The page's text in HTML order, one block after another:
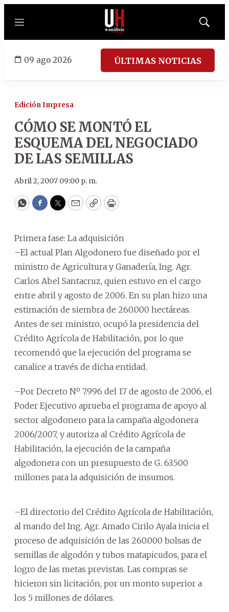
Menú
Mostrar
09 ago 2026 ÚLTIMAS NOTICIAS
Edición Impresa
CÓMO SE MONTÓ EL
ESQUEMA DEL NEGOCIADO
DE LAS SEMILLAS
Abril 2, 2007 09:00 p. m.
WhatsApp
Facebook
Twitter
EmailCopyPrint
Primera fase: La adquisición
–El actual Plan Algodonero fue diseñado por el
ministro de Agricultura y Ganadería, Ing. Agr.
Carlos Abel Santacruz, quien estuvo en el cargo
entre abril y agosto de 2006. En su plan hizo una
estimación de siembra de 260.000 hectáreas.
Antes de ser ministro, ocupó la presidencia del
Crédito Agrícola de Habilitación, por lo que
recomendó que la ejecución del programa se
canalice a través de dicha entidad.
–Por Decreto Nº 7.996 del 17 de agosto de 2006, el
Poder Ejecutivo aprueba el programa de apoyo al
sector algodonero para la campaña algodonera
2006/2007, y autoriza al Crédito Agrícola de
Habilitación, la ejecución de la campaña
algodonera con un presupuesto de G. 63.500
millones para la adquisición de insumos.
–El directorio del Crédito Agrícola de Habilitación,
al mando del Ing. Agr. Amado Cirilo Ayala inicia el
proceso de adquisición de las 260.000 bolsas de
semillas de algodón y tubos matapicudos, para el
logro de las metas previstas. Las compras se
hicieron sin licitación, por un monto superior a
los 5 millones de dólares.